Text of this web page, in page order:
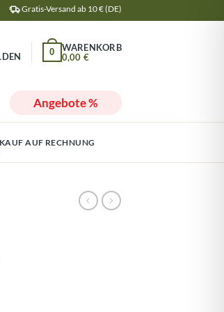
Gratis-Versand ab 10 € (DE)
0,00 €
0
Angebote %
AUF RECHNUNG